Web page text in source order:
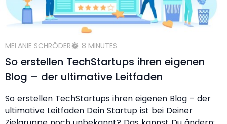
MELANIE SCHRÖDER 8 MINUTES
So erstellen TechStartups ihren eigenen
Blog – der ultimative Leitfaden
So erstellen TechStartups ihren eigenen Blog – der
ultimative Leitfaden Dein Startup ist bei Deiner